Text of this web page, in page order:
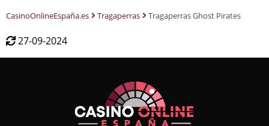
CasinoOnlineEspaña.es Tragaperras Tragaperras Ghost Pirates
27-09-2024